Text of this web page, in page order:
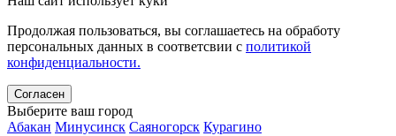
Продолжая пользоваться, вы соглашаетесь на обработу
персональных данных в соответсвии с политикой
конфиденциальности.
Согласен
Выберите ваш город
Абакан Минусинск Саяногорск Курагино